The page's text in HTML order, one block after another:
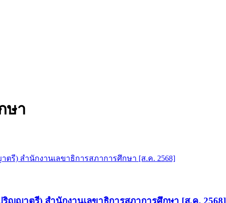
ษา
ญาตรี) สำนักงานเลขาธิการสภาการศึกษา [ส.ค. 2568]